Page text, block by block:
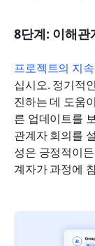
8단계: 이해관
프로젝트의 지
십시오. 정기적
진하는 데 도움
른 업데이트를
관계자 회의를
성은 긍정적이
계자가 과정에